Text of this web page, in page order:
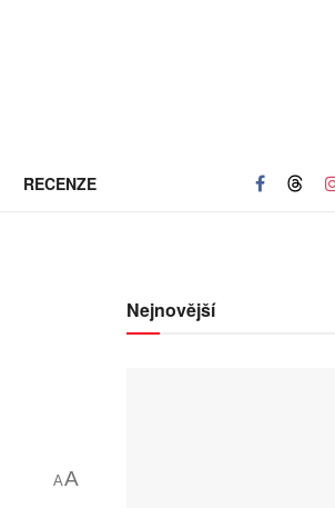
RECENZE
AA
Nejnovější